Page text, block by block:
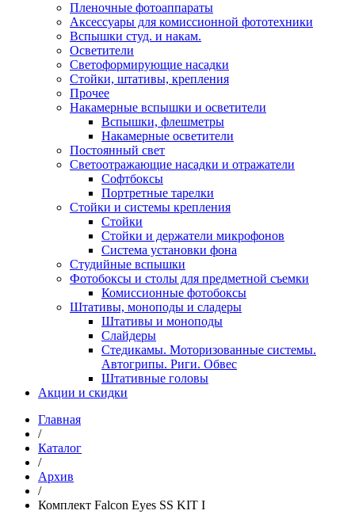
Пленочные фотоаппараты
Аксессуары для комиссионной фототехники
Вспышки студ. и накам.
Осветители
Светоформирующие насадки
Стойки, штативы, крепления
Прочее
Накамерные вспышки и осветители
Вспышки, флешметры
Накамерные осветители
Постоянный свет
Светоотражающие насадки и отражатели
Софтбоксы
Портретные тарелки
Стойки и системы крепления
Стойки
Стойки и держатели микрофонов
Система установки фона
Студийные вспышки
Фотобоксы и столы для предметной съемки
Комиссионные фотобоксы
Штативы, моноподы и сладеры
Штативы и моноподы
Слайдеры
Стедикамы. Моторизованные системы.
Автогрипы. Риги. Обвес
Штативные головы
Акции и скидки
Главная
/
Каталог
/
Архив
/
Комплект Falcon Eyes SS KIT I